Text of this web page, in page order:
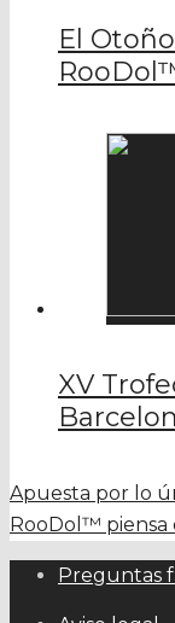
El
XV
Apuesta por lo
RooDol™ piensa
Preguntas